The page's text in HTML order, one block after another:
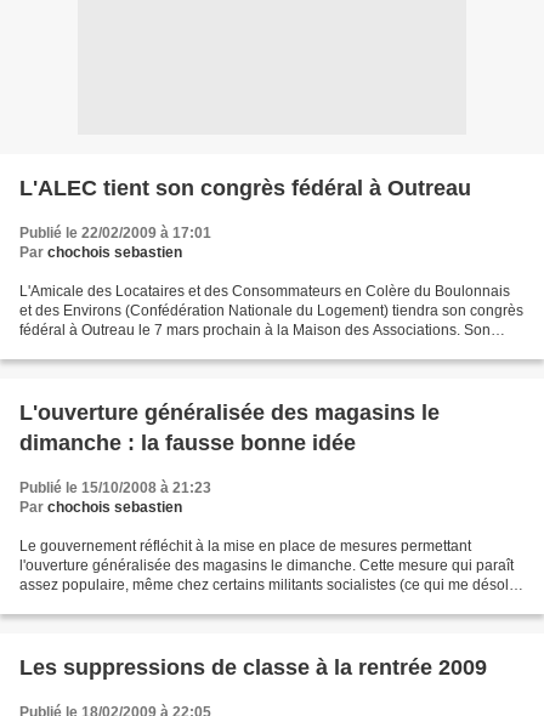
L'ALEC tient son congrès fédéral à Outreau
Publié le 22/02/2009 à 17:01
Par chochois sebastien
L'Amicale des Locataires et des Consommateurs en Colère du Boulonnais
et des Environs (Confédération Nationale du Logement) tiendra son congrès
fédéral à Outreau le 7 mars prochain à la Maison des Associations. Son
L'ouverture généralisée des magasins le
dimanche : la fausse bonne idée
Publié le 15/10/2008 à 21:23
Par chochois sebastien
Le gouvernement réfléchit à la mise en place de mesures permettant
l'ouverture généralisée des magasins le dimanche. Cette mesure qui paraît
assez populaire, même chez certains militants socialistes (ce qui me désole)
Les suppressions de classe à la rentrée 2009
Publié le 18/02/2009 à 22:05